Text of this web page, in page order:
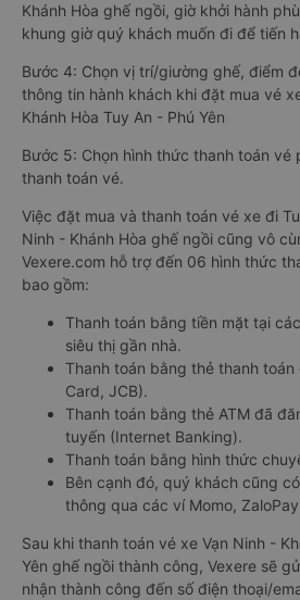
Khánh Hòa ghế ngồi, giờ khởi hành
khung giờ quý khách muốn đi để tiến
Bước 4: Chọn vị trí/giường ghế, điểm
thông tin hành khách khi đặt mua vé
Khánh Hòa Tuy An - Phú Yên
Bước 5: Chọn hình thức thanh toán vé
thanh toán vé.
Việc đặt mua và thanh toán vé xe đi
Ninh - Khánh Hòa ghế ngồi cũng vô
Vexere.com hỗ trợ đến 06 hình thức
bao gồm:
Thanh toán bằng tiền mặt tại
siêu thị gần nhà.
Thanh toán bằng thẻ thanh
Card, JCB).
Thanh toán bằng thẻ ATM đã
tuyến (Internet Banking).
Thanh toán bằng hình thức
Bên cạnh đó, quý khách cũng
thông qua các ví Momo,
Sau khi thanh toán vé xe Vạn Ninh -
Yên ghế ngồi thành công, Vexere sẽ
nhận thành công đến số điện thoại/